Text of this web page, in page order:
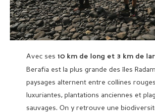
Avec ses 10 km de long et 3 km de
Berafia est la plus grande des îles
paysages alternent entre collines
luxuriantes, plantations anciennes et
sauvages. On y retrouve une